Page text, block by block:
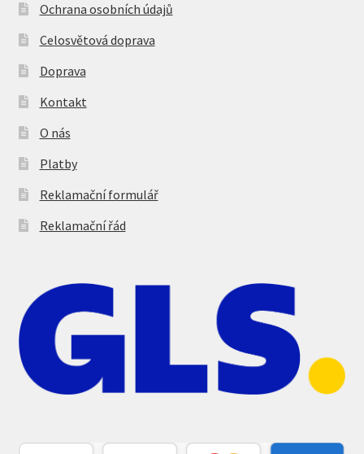
Ochrana osobních údajů
Celosvětová doprava
Doprava
Kontakt
O nás
Platby
Reklamační formulář
Reklamační řád